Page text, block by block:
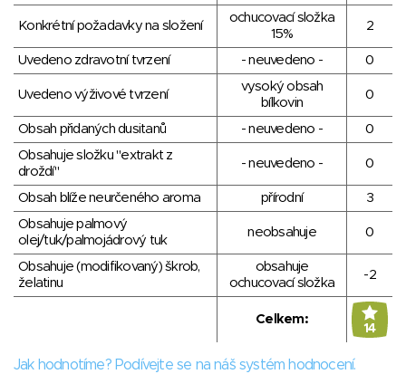
Konkrétní požadavky na složení
ochucovací složka
15%
2
Uvedeno zdravotní tvrzení - neuvedeno - 0
Uvedeno výživové tvrzení
vysoký obsah
bílkovin
0
Obsah přidaných dusitanů - neuvedeno -
0
Obsahuje složku "extrakt z
droždí"
- neuvedeno - 0
Obsah blíže neurčeného aroma přírodní
3
Obsahuje palmový
olej/tuk/palmojádrový tuk
neobsahuje 0
Obsahuje (modifikovaný) škrob,
želatinu
obsahuje
ochucovací složka
-2
Celkem:
14
Jak hodnotíme? Podívejte se na náš systém hodnocení.